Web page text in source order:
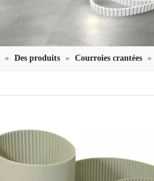
» Des produits » Courroies crantées »